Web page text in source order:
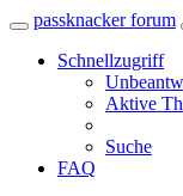
passknacker forum
Schnellzugriff
Aktive
Suche
FAQ